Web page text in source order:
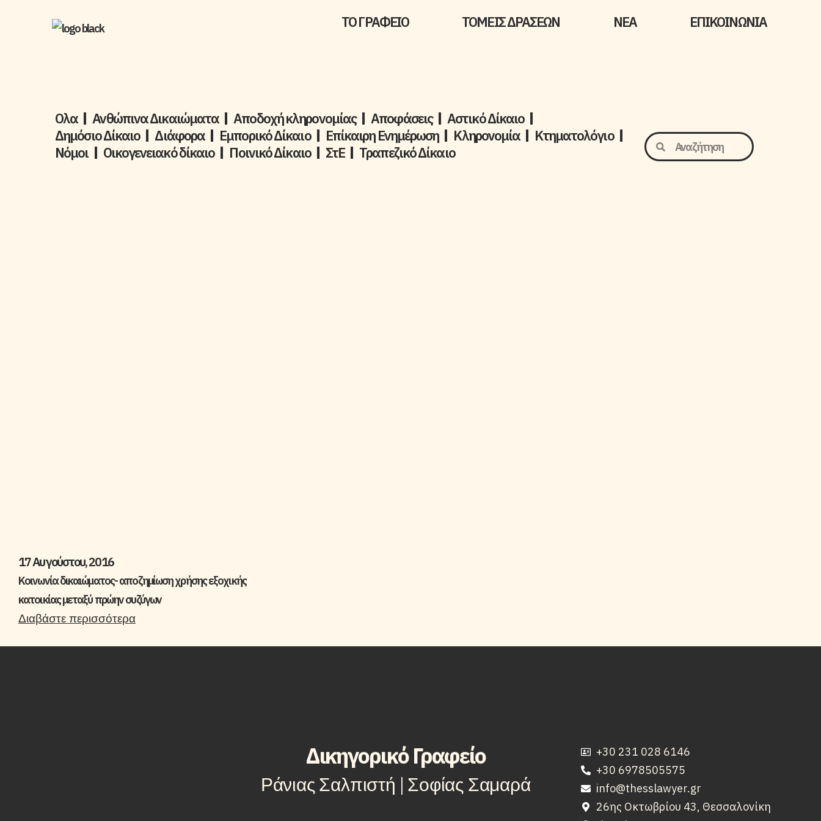
ΤΟ ΓΡΑΦΕΙΟ ΤΟΜΕΙΣ ΔΡΑΣΕΩΝ ΝΕΑ ΕΠΙΚΟΙΝΩΝΙΑ
Ολα Ανθώπινα Δικαιώματα Aποδοχή κληρονομίας Αποφάσεις
Αστικό Δίκαιο
Δημόσιο Δίκαιο
Διάφορα Εμπορικό Δίκαιο Επίκαιρη Ενημέρωση Kληρονομία
Κτηματολόγιο
Νόμοι
Οικογενειακό δίκαιο Ποινικό Δίκαιο ΣτΕ Τραπεζικό Δίκαιο
17 Αυγούστου, 2016
Κοινωνία δικαιώματος- αποζημίωση χρήσης εξοχικής
κατοικίας μεταξύ πρώην συζύγων
Διαβάστε περισσότερα
Δικηγορικό Γραφείο
Ράνιας Σαλπιστή | Σοφίας Σαμαρά
+30 231 028 6146
+30 6978505575
info@thesslawyer.gr
26ης Οκτωβρίου 43, Θεσσαλονίκη